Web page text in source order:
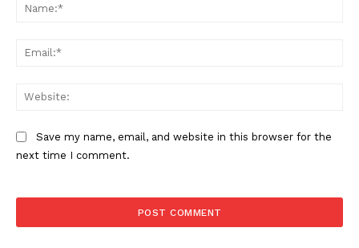
Save my name, email, and website in this browser for the
next time I comment.